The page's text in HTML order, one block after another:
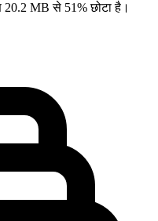
MB से 51% छोटा है।